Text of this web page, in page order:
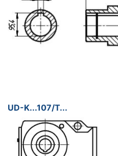
UD-K...107/T...